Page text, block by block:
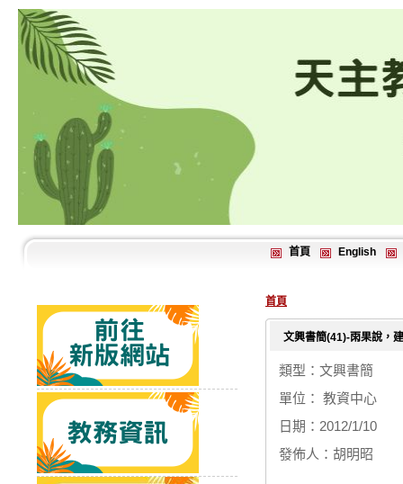
首頁 English
首頁
文興書簡(41)-雨果說，
類型：文興書簡
單位： 教資中心
日期：2012/1/10
發佈人：胡明昭